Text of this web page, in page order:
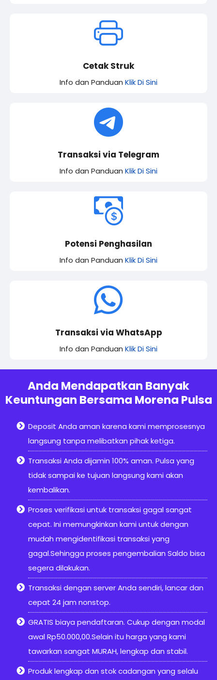
Cetak Struk
Info dan Panduan Klik Di Sini
Transaksi via Telegram
Info dan Panduan Klik Di Sini
Potensi Penghasilan
Info dan Panduan Klik Di Sini
Transaksi via WhatsApp
Info dan Panduan Klik Di Sini
Anda Mendapatkan Banyak
Keuntungan Bersama Morena Pulsa
Deposit Anda aman karena kami memprosesnya
langsung tanpa melibatkan pihak ketiga.
Transaksi Anda dijamin 100% aman. Pulsa yang
tidak sampai ke tujuan langsung kami akan
kembalikan.
Proses verifikasi untuk transaksi gagal sangat
cepat. Ini memungkinkan kami untuk dengan
mudah mengidentifikasi transaksi yang
gagal.Sehingga proses pengembalian Saldo bisa
segera dilakukan.
Transaksi dengan server Anda sendiri, lancar dan
cepat 24 jam nonstop.
GRATIS biaya pendaftaran. Cukup dengan modal
awal Rp50.000,00.Selain itu harga yang kami
tawarkan sangat MURAH, lengkap dan stabil.
Produk lengkap dan stok cadangan yang selalu